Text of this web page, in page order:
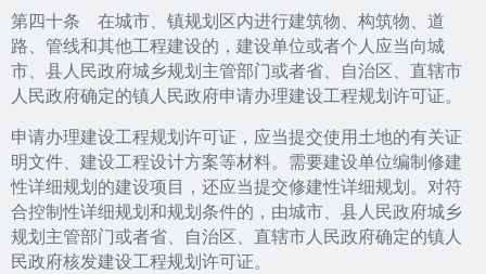
第四十条 在城市、镇规划区内进行建筑物、构筑物、道
路、管线和其他工程建设的，建设单位或者个人应当向城
市、县人民政府城乡规划主管部门或者省、自治区、直辖市
人民政府确定的镇人民政府申请办理建设工程规划许可证。
申请办理建设工程规划许可证，应当提交使用土地的有关证
明文件、建设工程设计方案等材料。需要建设单位编制修建
性详细规划的建设项目，还应当提交修建性详细规划。对符
合控制性详细规划和规划条件的，由城市、县人民政府城乡
规划主管部门或者省、自治区、直辖市人民政府确定的镇人
民政府核发建设工程规划许可证。